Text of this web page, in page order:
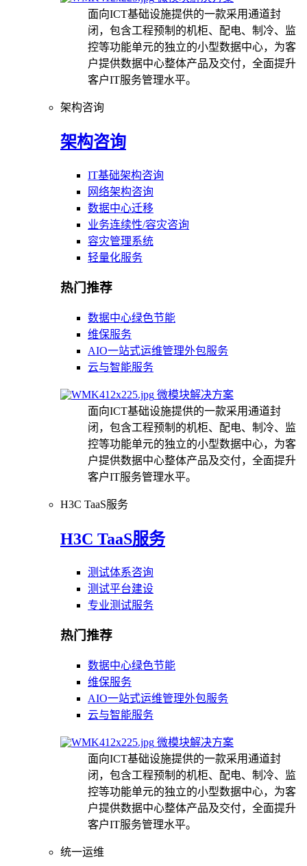
面向ICT基础设施提供的一款采用通道封
闭，包含工程预制的机柜、配电、制冷、监
控等功能单元的独立的小型数据中心，为客
户提供数据中心整体产品及交付，全面提升
客户IT服务管理水平。
架构咨询
架构咨询
IT基础架构咨询
网络架构咨询
数据中心迁移
业务连续性/容灾咨询
容灾管理系统
轻量化服务
热门推荐
数据中心绿色节能
维保服务
AIO一站式运维管理外包服务
云与智能服务
微模块解决方案
面向ICT基础设施提供的一款采用通道封
闭，包含工程预制的机柜、配电、制冷、监
控等功能单元的独立的小型数据中心，为客
户提供数据中心整体产品及交付，全面提升
客户IT服务管理水平。
H3C TaaS服务
H3C TaaS服务
测试体系咨询
测试平台建设
专业测试服务
热门推荐
数据中心绿色节能
维保服务
AIO一站式运维管理外包服务
云与智能服务
微模块解决方案
面向ICT基础设施提供的一款采用通道封
闭，包含工程预制的机柜、配电、制冷、监
控等功能单元的独立的小型数据中心，为客
户提供数据中心整体产品及交付，全面提升
客户IT服务管理水平。
统一运维